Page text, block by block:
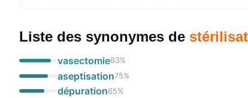
Liste des synonymes de
vasectomie83%
aseptisation75%
dépuration65%